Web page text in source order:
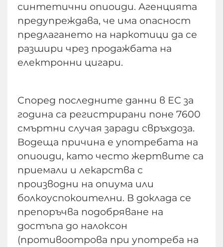
синтетични опиоиди. Агенцията
предупреждава, че има опасност
предлагането на наркотици да се
разшири чрез продажбата на
електронни цигари.
Според последните данни в ЕС за
година са регистрирани поне 7600
смъртни случая заради свръхдоза.
Водеща причина е употребата на
опиоиди, като често жертвите са
приемали и лекарства с
производни на опиума или
болкоуспокоителни. В доклада се
препоръчва подобряване на
достъпа до налоксон
(противоотрова при употреба на